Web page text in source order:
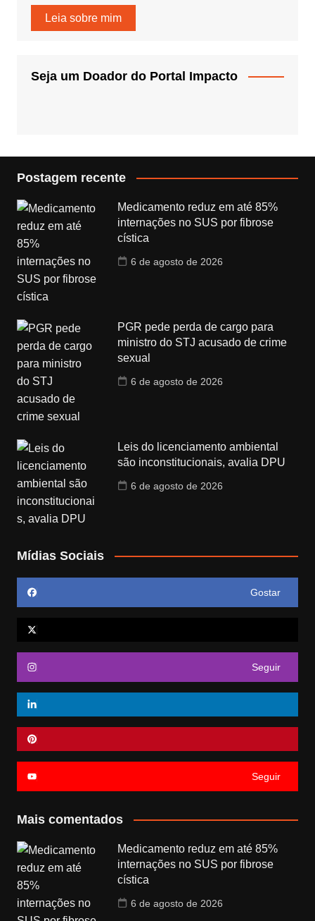
Leia sobre mim
Seja um Doador do Portal Impacto
Postagem recente
Medicamento reduz em até 85%
internações no SUS por fibrose
cística
6 de agosto de 2026
PGR pede perda de cargo para
ministro do STJ acusado de crime
sexual
6 de agosto de 2026
Leis do licenciamento ambiental
são inconstitucionais, avalia DPU
6 de agosto de 2026
Mídias Sociais
Gostar
Seguir
Seguir
Mais comentados
Medicamento reduz em até 85%
internações no SUS por fibrose
cística
6 de agosto de 2026